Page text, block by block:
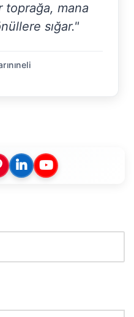
toprağa, mana
sığar."